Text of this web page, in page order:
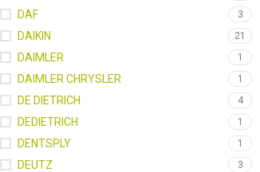
DAF 3
DAIKIN 21
DAIMLER 1
DAIMLER CHRYSLER 1
DE DIETRICH 4
DEDIETRICH 1
DENTSPLY 1
DEUTZ 3